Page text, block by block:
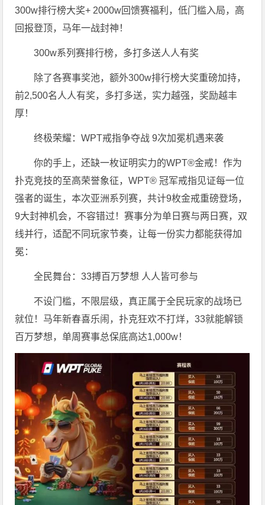
300w排行榜大奖+ 2000w回馈赛福利，低门槛入局，高
回报登顶，马年一战封神！
300w系列赛排行榜，多打多送人人有奖
除了各赛事奖池，额外300w排行榜大奖重磅加持，
前2,500名人人有奖，多打多送，实力越强，奖励越丰
厚！
终极荣耀：WPT戒指争夺战 9次加冕机遇来袭
你的手上，还缺一枚证明实力的WPT®金戒！作为
扑克竞技的至高荣誉象征，WPT® 冠军戒指见证每一位
强者的诞生，本次亚洲系列赛，共计9枚金戒重磅登场，
9大封神机会，不容错过！赛事分为单日赛与两日赛，双
线并行，适配不同玩家节奏，让每一份实力都能获得加
冕：
全民舞台：33搏百万梦想 人人皆可参与
不设门槛，不限层级，真正属于全民玩家的战场已
就位！马年新春喜乐闹，扑克狂欢不打烊，33就能解锁
百万梦想，单周赛事总保底高达1,000w！